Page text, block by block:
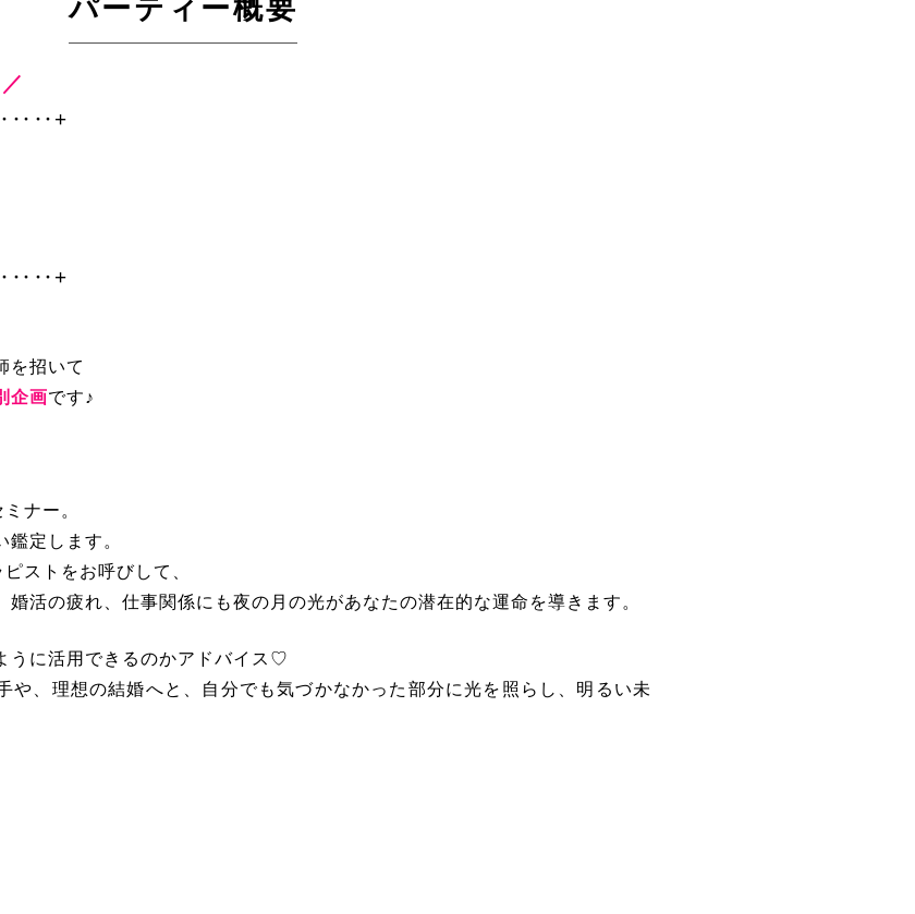
パーティー概要
を招いて
企画です♪
ナー。
定します。
ストをお呼びして、
活の疲れ、仕事関係にも夜の月の光があなたの潜在的な運命を導きます。
うに活用できるのかアドバイス♡
や、理想の結婚へと、自分でも気づかなかった部分に光を照らし、明るい未